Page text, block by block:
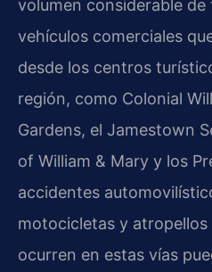
volumen considerable
vehículos comerciales
desde los centros
región, como Colonial
Gardens, el Jamestown
of William & Mary y los
accidentes
motocicletas y atropellos
ocurren en estas vías